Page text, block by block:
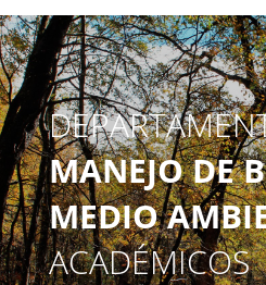
MANEJO DE
MEDIO
ACADÉMICOS